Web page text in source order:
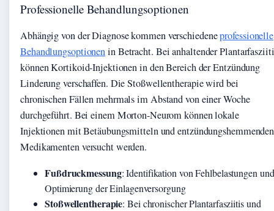
Professionelle Behandlungsoptionen
Abhängig von der Diagnose kommen verschiedeneprofessionelle
Behandlungsoptionenin Betracht. Bei anhaltender
können Kortikoid-Injektionen in den Bereich der Entzündung
Linderung verschaffen. Die Stoßwellentherapie wird bei
chronischen Fällen mehrmals im Abstand von einer Woche
durchgeführt. Bei einem Morton-Neurom können lokale
Injektionen mit Betäubungsmitteln und entzündungshemmenden
Medikamenten versucht werden.
Fußdruckmessung: Identifikation von Fehlbelastungen und
Optimierung der Einlagenversorgung
Stoßwellentherapie: Bei chronischer Plantarfasziitis und